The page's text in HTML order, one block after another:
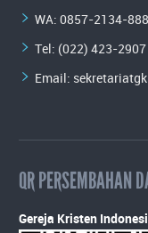
WA: 0857-2134-
Tel: (022) 423-
Email:
QR PERSEMBAHAN
Gereja Kristen